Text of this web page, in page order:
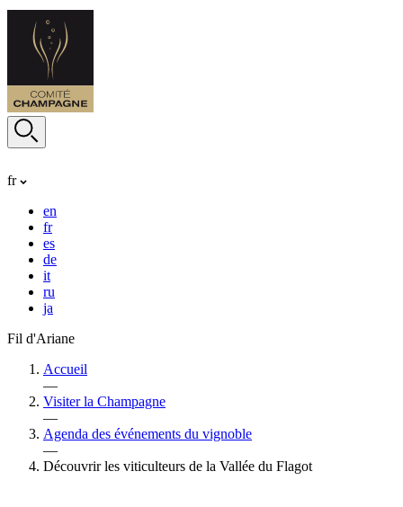
fr
en
fr
es
de
it
ru
ja
Fil d'Ariane
Accueil
—
Visiter la Champagne
—
Agenda des événements du vignoble
—
Découvrir les viticulteurs de la Vallée du Flagot